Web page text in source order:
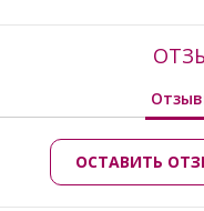
ОСТАВИТЬ